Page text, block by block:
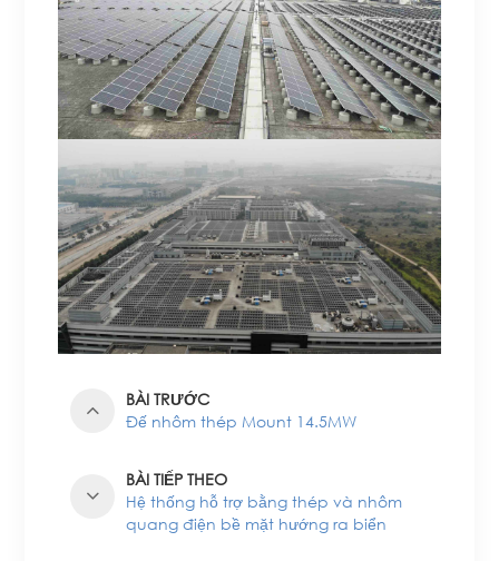
BÀI TRƯỚC
Đế nhôm thép Mount 14.5MW
BÀI TIẾP THEO
Hệ thống hỗ trợ bằng thép và nhôm
quang điện bề mặt hướng ra biển